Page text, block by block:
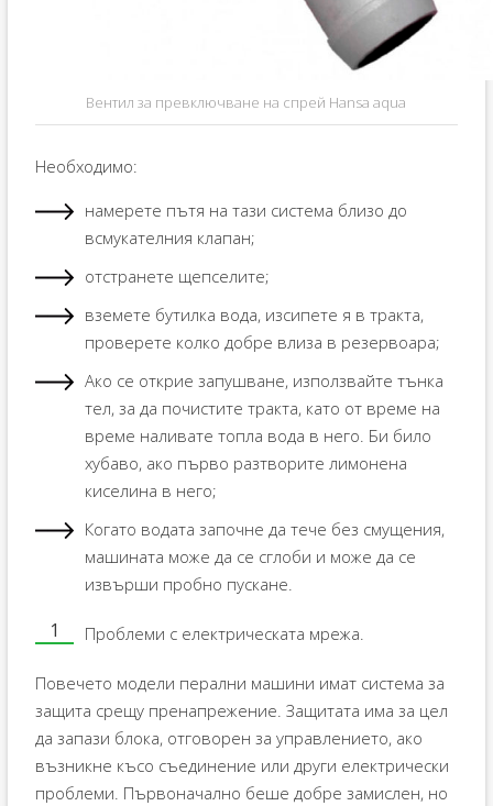
Вентил за превключване на спрей Hansa aqua
Необходимо:
намерете пътя на тази система близо до
всмукателния клапан;
отстранете щепселите;
вземете бутилка вода, изсипете я в тракта,
проверете колко добре влиза в резервоара;
Ако се открие запушване, използвайте тънка
тел, за да почистите тракта, като от време на
време наливате топла вода в него. Би било
хубаво, ако първо разтворите лимонена
киселина в него;
Когато водата започне да тече без смущения,
машината може да се сглоби и може да се
извърши пробно пускане.
Проблеми с електрическата мрежа.
Повечето модели перални машини имат система за
защита срещу пренапрежение. Защитата има за цел
да запази блока, отговорен за управлението, ако
възникне късо съединение или други електрически
проблеми. Първоначално беше добре замислен, но